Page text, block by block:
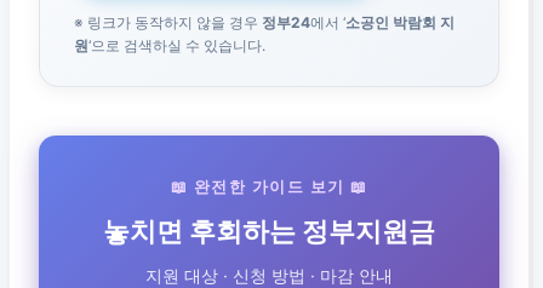
※ 링크가 동작하지 않을 경우 정부24에서 ‘소공인 박람회 지
원‘으로 검색하실 수 있습니다.
📖 완전한 가이드 보기 📖
놓치면 후회하는 정부지원금
지원 대상 · 신청 방법 · 마감 안내